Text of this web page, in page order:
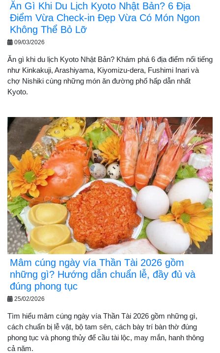
Ăn Gì Khi Du Lịch Kyoto Nhật Bản? 6 Địa
Điểm Vừa Check-in Đẹp Vừa Có Món Ngon
Không Thể Bỏ Lỡ
09/03/2026
Ăn gì khi du lịch Kyoto Nhật Bản? Khám phá 6 địa điểm nổi tiếng
như Kinkakuji, Arashiyama, Kiyomizu-dera, Fushimi Inari và
chợ Nishiki cùng những món ăn đường phố hấp dẫn nhất
Kyoto.
Mâm cúng ngày vía Thần Tài 2026 gồm
những gì? Hướng dẫn chuẩn lễ, đầy đủ và
đúng phong tục
25/02/2026
Tìm hiểu mâm cúng ngày vía Thần Tài 2026 gồm những gì,
cách chuẩn bị lễ vật, bộ tam sên, cách bày trí bàn thờ đúng
phong tục và phong thủy để cầu tài lộc, may mắn, hanh thông
cả năm.